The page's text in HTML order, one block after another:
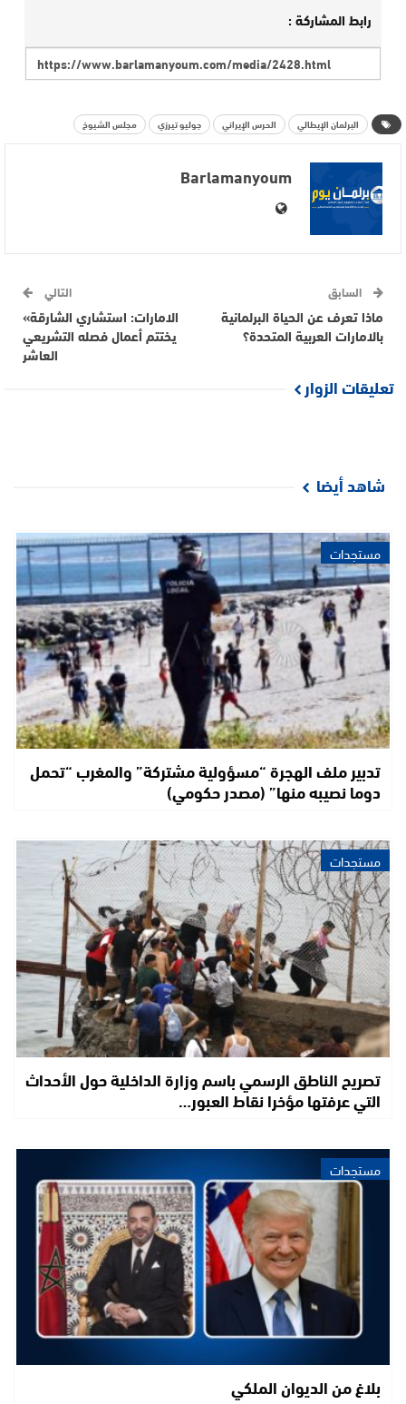
رابط المشاركة :
البرلمان الإيطالي الحرس الإيراني جوليو تيرزي مجلس الشيوخ
Barlamanyoum
السابق
ماذا تعرف عن الحياة البرلمانية
بالامارات العربية المتحدة؟
التالي
الامارات: استشاري الشارقة»
يختتم أعمال فصله التشريعي
العاشر
تعليقات الزوار
شاهد أيضا
مستجدات
تدبير ملف الهجرة “مسؤولية مشتركة” والمغرب “تحمل
دوما نصيبه منها” (مصدر حكومي)
مستجدات
تصريح الناطق الرسمي باسم وزارة الداخلية حول الأحداث
التي عرفتها مؤخرا نقاط العبور…
مستجدات
بلاغ من الديوان الملكي